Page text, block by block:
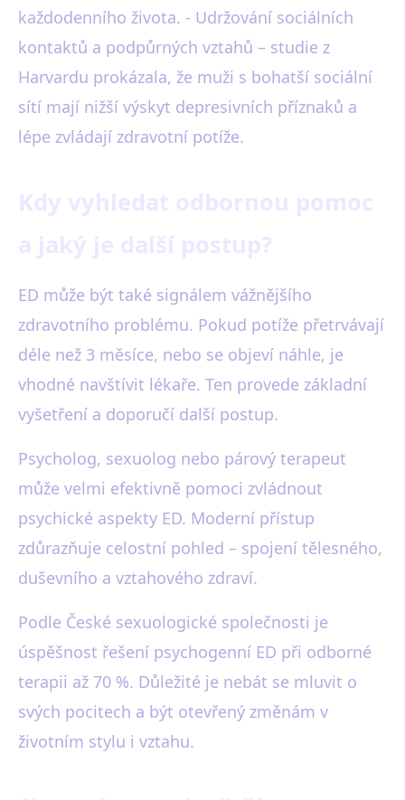
každodenního života. - Udržování sociálních
kontaktů a podpůrných vztahů – studie z
Harvardu prokázala, že muži s bohatší sociální
sítí mají nižší výskyt depresivních příznaků a
lépe zvládají zdravotní potíže.
ED může být také signálem vážnějšího
zdravotního problému. Pokud potíže přetrvávají
déle než 3 měsíce, nebo se objeví náhle, je
vhodné navštívit lékaře. Ten provede základní
vyšetření a doporučí další postup.
Psycholog, sexuolog nebo párový terapeut
může velmi efektivně pomoci zvládnout
psychické aspekty ED. Moderní přístup
zdůrazňuje celostní pohled – spojení tělesného,
duševního a vztahového zdraví.
Podle České sexuologické společnosti je
úspěšnost řešení psychogenní ED při odborné
terapii až 70 %. Důležité je nebát se mluvit o
svých pocitech a být otevřený změnám v
životním stylu i vztahu.